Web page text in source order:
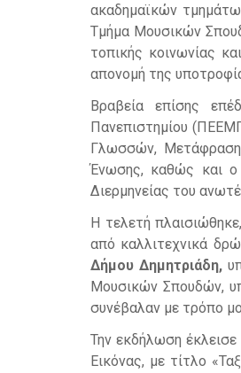
ακαδημαϊκών
Τμήμα Μουσικών
τοπικής κοινωνίας
απονομή της
Βραβεία επίσης
Πανεπιστημίου
Γλωσσών,
Ένωσης, καθώς και ο
Διερμηνείας του
Η τελετή
από καλλιτεχνικά
Δήμου Δημητριάδη,
Μουσικών Σπουδών,
συνέβαλαν με τρόπο
Την εκδήλωση
Εικόνας, με τίτλο